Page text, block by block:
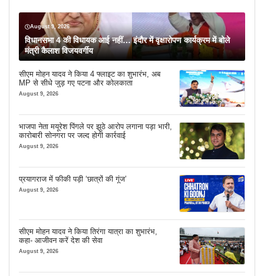
August 9, 2026
विधानसभा 4 की विधायक आई नहीं… इंदौर में वृक्षारोपण कार्यक्रम में बोले
मंत्री कैलाश विजयवर्गीय
सीएम मोहन यादव ने किया 4 फ्लाइट का शुभारंभ, अब
MP से सीधे जुड़ गए पटना और कोलकाता
August 9, 2026
भाजपा नेता मयूरेश पिंगले पर झूठे आरोप लगाना पड़ा भारी,
कारोबारी सोनगरा पर जल्द होगी कार्रवाई
August 9, 2026
प्रयागराज में फीकी पड़ी ‘छात्रों की गूंज’
August 9, 2026
सीएम मोहन यादव ने किया तिरंगा यात्रा का शुभारंभ,
कहा- आजीवन करें देश की सेवा
August 9, 2026